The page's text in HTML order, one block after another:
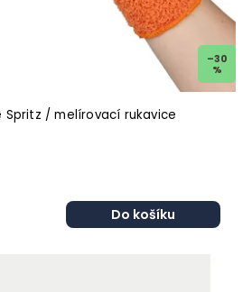
–30
%
Spritz / melírovací rukavice
Do košíku